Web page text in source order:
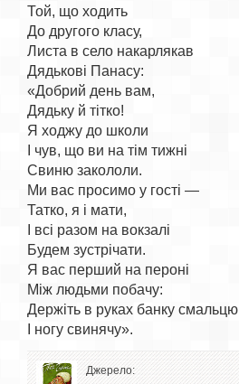
Той, що ходить
До другого класу,
Листа в село накарлякав
Дядькові Панасу:
«Добрий день вам,
Дядьку й тітко!
Я ходжу до школи
І чув, що ви на тім тижні
Свиню закололи.
Ми вас просимо у гості —
Татко, я і мати,
І всі разом на вокзалі
Будем зустрічати.
Я вас перший на пероні
Між людьми побачу:
Держіть в руках банку смальцю
Джерело: